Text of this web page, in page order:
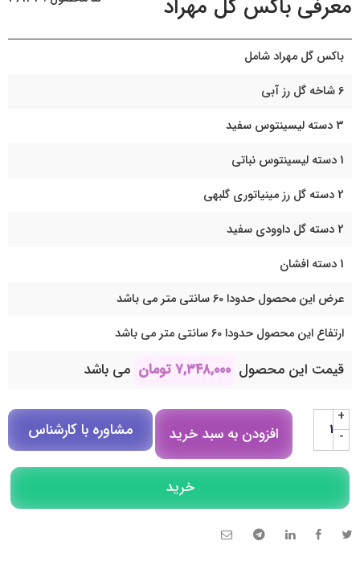
معرفی باکس گل مهراد
باکس گل مهراد شامل
6 شاخه گل رز آبی
3 دسته لیسینتوس سفید
1 دسته لیسینتوس نباتی
2 دسته گل رز مینیاتوری گلبهی
2 دسته گل داوودی سفید
1 دسته افشان
عرض این محصول حدودا 60 سانتی متر می باشد
ارتفاع این محصول حدودا 60 سانتی متر می باشد
قیمت این محصول ۷,۳۴۸,۰۰۰تومان می باشد
+
-
افزودن به سبد خرید مشاوره با کارشناس
مشاوره در روبیکا
تلگرام
خرید